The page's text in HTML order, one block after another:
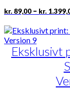
kr. 89,00 – kr.
Eksklusivt